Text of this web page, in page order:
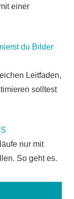
einer
du Bilder
Leitfaden,
solltest
nur mit
So geht es.